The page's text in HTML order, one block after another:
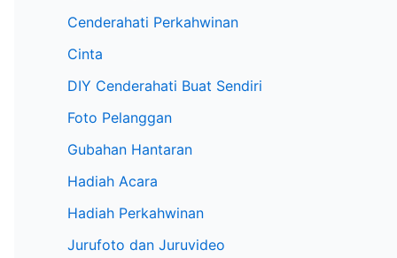
Cenderahati Perkahwinan
Cinta
DIY Cenderahati Buat Sendiri
Foto Pelanggan
Gubahan Hantaran
Hadiah Acara
Hadiah Perkahwinan
Jurufoto dan Juruvideo